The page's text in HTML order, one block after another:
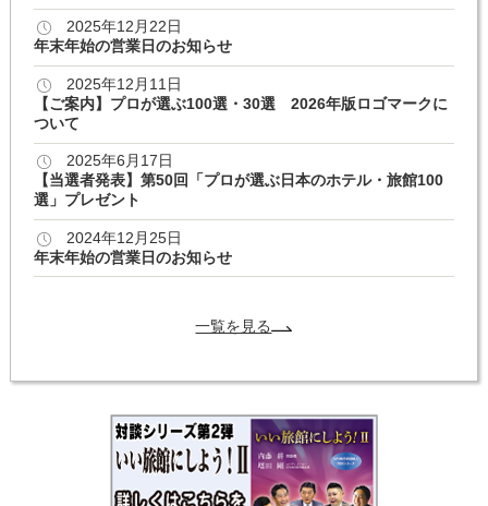
2025年12月22日
年末年始の営業日のお知らせ
2025年12月11日
【ご案内】プロが選ぶ100選・30選 2026年版ロゴマークに
ついて
2025年6月17日
【当選者発表】第50回「プロが選ぶ日本のホテル・旅館100
選」プレゼント
2024年12月25日
年末年始の営業日のお知らせ
一覧を見る